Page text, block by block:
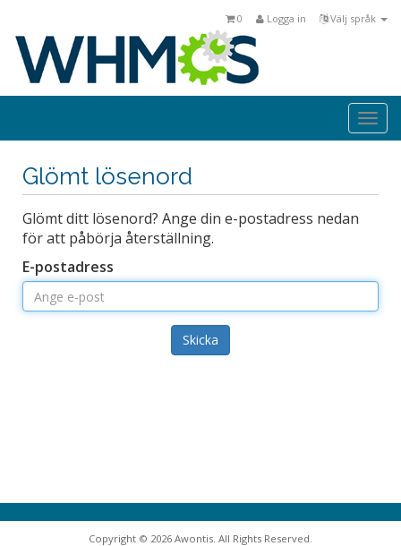
Välj språk
Logga in
0
Glömt lösenord
Glömt ditt lösenord? Ange din e-postadress nedan
för att påbörja återställning.
E-postadress
Skicka
Copyright © 2026 Awontis. All Rights Reserved.